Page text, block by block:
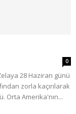
0
28 Haziran günü
zorla kaçırılarak
Orta Amerika'nın...